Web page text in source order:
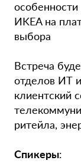
ИKEA на
выбора
Встреча
отделов ИТ
клиентский
ритейла,
Спикеры: